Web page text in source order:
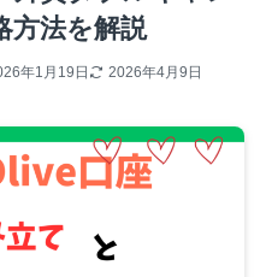
方法を解説
年1月19日 2026年4月9日